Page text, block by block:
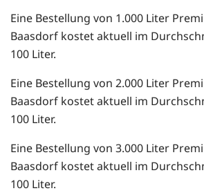
Eine Bestellung von 1.000 Liter
Baasdorf kostet aktuell im
100 Liter.
Eine Bestellung von 2.000 Liter
Baasdorf kostet aktuell im
100 Liter.
Eine Bestellung von 3.000 Liter
Baasdorf kostet aktuell im
100 Liter.